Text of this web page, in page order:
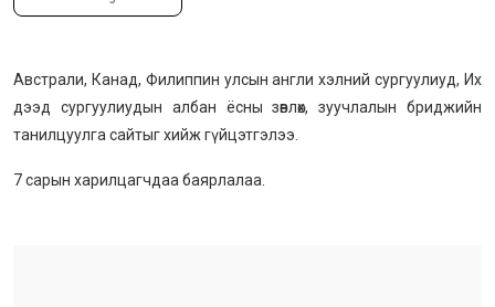
Австрали, Канад, Филиппин улсын англи хэлний сургуулиуд, Их
дээд сургуулиудын албан ёсны зөвлөх, зуучлалын бриджийн
танилцуулга сайтыг хийж гүйцэтгэлээ.
7 сарын харилцагчдаа баярлалаа.